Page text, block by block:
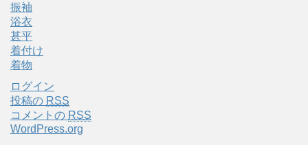
振袖
浴衣
甚平
着付け
着物
ログイン
投稿の RSS
コメントの RSS
WordPress.org